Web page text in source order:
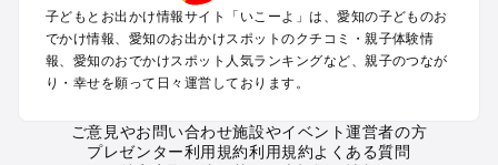
愛知の定番お出かけスポット
愛知の遊園地
愛知のバーベキュー
子どもとお出かけ情報サイト「いこーよ」は、愛知の子どものお
でかけ情報、愛知のお出かけスポットのクチコミ・親子体験情
報、愛知のおでかけスポット人気ランキングなど、親子のつなが
り・幸せを願って日々運営しております。
ご意見やお問い合わせ施設やイベント運営者の方
プレゼンター利用規約利用規約よくある質問